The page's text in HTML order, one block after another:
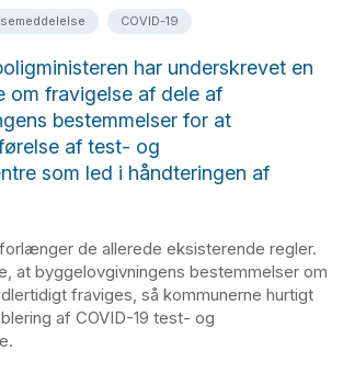
COVID-19
har underskrevet en
om fravigelse af dele af
bestemmelser for at
af test- og
som led i håndteringen af
de allerede eksisterende regler.
at byggelovgivningens bestemmelser om
fraviges, så kommunerne hurtigt
af COVID-19 test- og